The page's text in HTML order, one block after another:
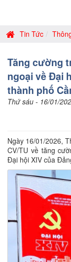
Tin Tức
Tăng cường
ngoại về Đại
thành phố
Thứ sáu - 16/01/
Ngày 16/01/2026,
CV/TU về tăng
Đại hội XIV của